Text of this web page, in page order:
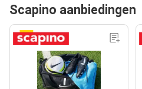
Scapino aanbiedingen